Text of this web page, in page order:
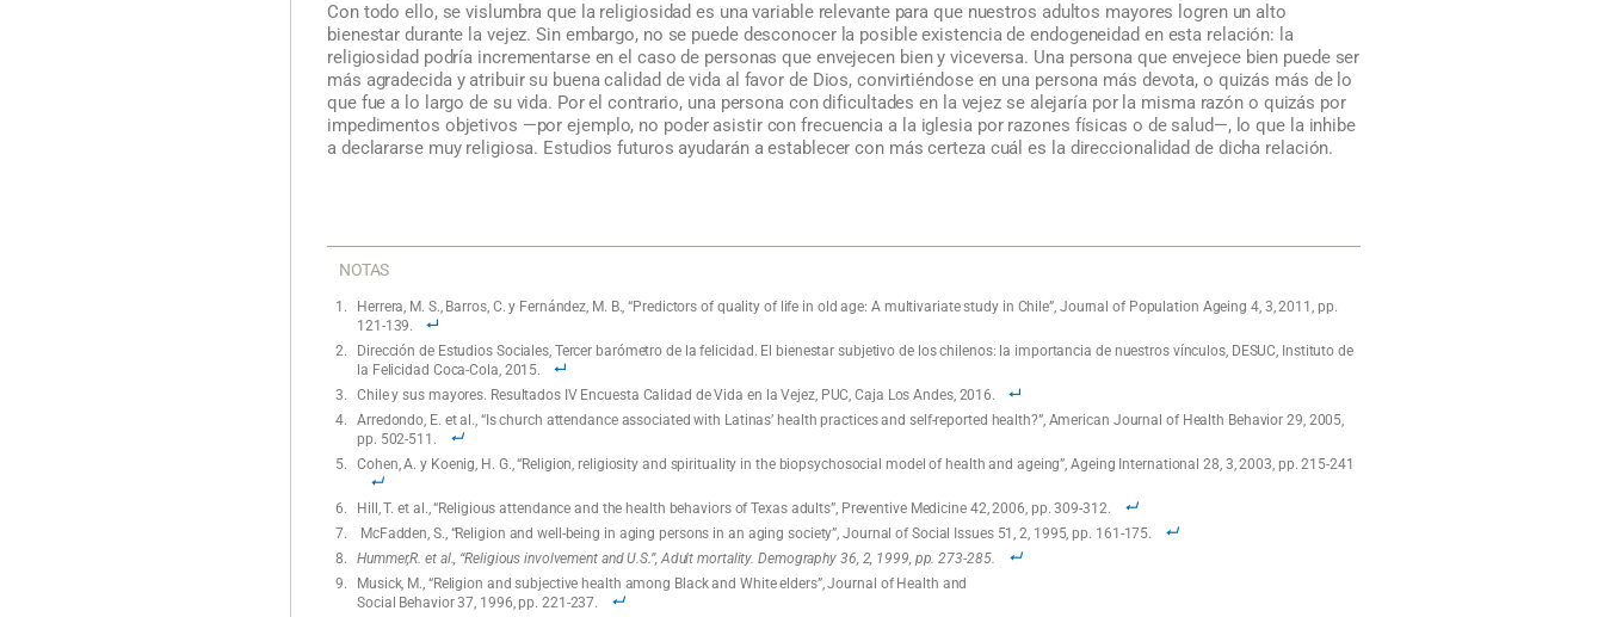
Con todo ello, se vislumbra que la religiosidad es una variable relevante para que nuestros adultos mayores logren un alto
bienestar durante la vejez. Sin embargo, no se puede desconocer la posible existencia de endogeneidad en esta relación: la
religiosidad podría incrementarse en el caso de personas que envejecen bien y viceversa. Una persona que envejece bien puede ser
más agradecida y atribuir su buena calidad de vida al favor de Dios, convirtiéndose en una persona más devota, o quizás más de lo
que fue a lo largo de su vida. Por el contrario, una persona con dificultades en la vejez se alejaría por la misma razón o quizás por
impedimentos objetivos —por ejemplo, no poder asistir con frecuencia a la iglesia por razones físicas o de salud—, lo que la inhibe
a declararse muy religiosa. Estudios futuros ayudarán a establecer con más certeza cuál es la direccionalidad de dicha relación.
NOTAS
Herrera, M. S., Barros, C. y Fernández, M. B., “Predictors of quality of life in old age: A multivariate study in Chile”, Journal of Population Ageing 4, 3, 2011, pp.
121-139.
Dirección de Estudios Sociales, Tercer barómetro de la felicidad. El bienestar subjetivo de los chilenos: la importancia de nuestros vínculos, DESUC, Instituto de
la Felicidad Coca-Cola, 2015.
Chile y sus mayores. Resultados IV Encuesta Calidad de Vida en la Vejez, PUC, Caja Los Andes, 2016.
Arredondo, E. et al., “Is church attendance associated with Latinas’ health practices and self-reported health?”, American Journal of Health Behavior 29, 2005,
pp. 502-511.
Cohen, A. y Koenig, H. G., “Religion, religiosity and spirituality in the biopsychosocial model of health and ageing”, Ageing International 28, 3, 2003, pp. 215-241
Hill, T. et al., “Religious attendance and the health behaviors of Texas adults”, Preventive Medicine 42, 2006, pp. 309-312.
McFadden, S., “Religion and well-being in aging persons in an aging society”, Journal of Social Issues 51, 2, 1995, pp. 161-175.
Hummer,R. et al., “Religious involvement and U.S.”, Adult mortality. Demography 36, 2, 1999, pp. 273-285.
Musick, M., “Religion and subjective health among Black and White elders”, Journal of Health and
Social Behavior 37, 1996, pp. 221-237.